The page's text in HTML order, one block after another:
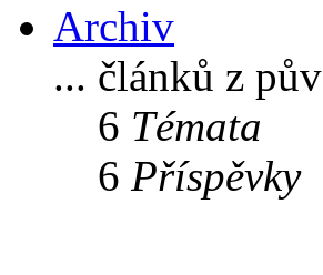
Archiv
... článků z
6 Témata
6 Příspěvky